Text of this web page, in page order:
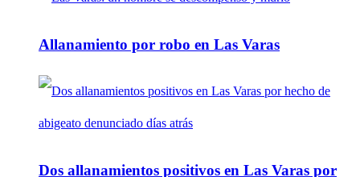
Allanamiento por robo en Las Varas
Dos allanamientos positivos en Las Varas por